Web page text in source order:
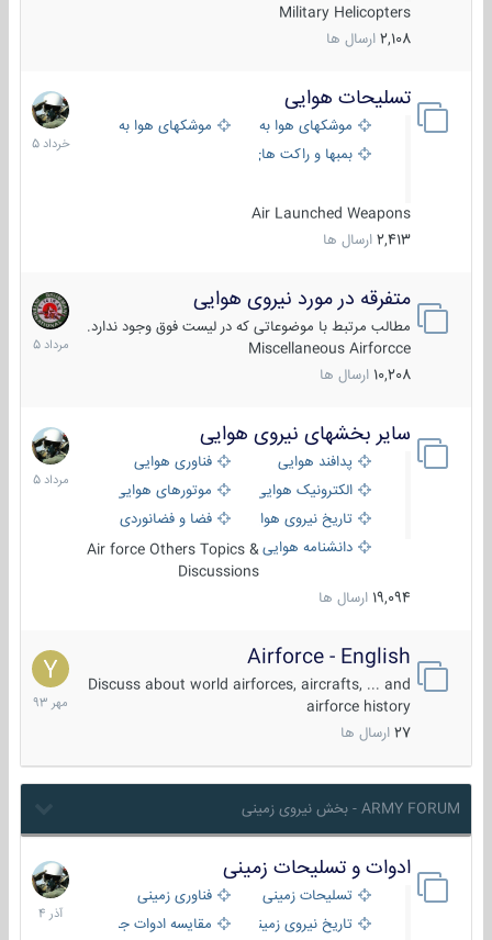
Military Helicopters
2,108 ارسال ها
تسلیحات هوایی
موشکهای هوا به هوا
موشکهای هوا به سطح
بمبها و راکت های هوایی
Air Launched Weapons
2,413 ارسال ها
30
خرداد
1405
متفرقه در مورد نیروی هوایی
مطالب مرتبط با موضوعاتی که در لیست فوق وجود ندارد.
Miscellaneous Airforcce
10,208 ارسال ها
7
مرداد
1405
سایر بخشهای نیروی هوایی
پدافند هوایی
فناوری هوایی
الکترونیک هوایی
موتورهای هوایی
تاریخ نیروی هوایی
فضا و فضانوردی
دانشنامه هواییAir force Others Topics &
Discussions
19,094 ارسال ها
2
مرداد
1405
Airforce - English
Discuss about world airforces, aircrafts, ... and
airforce history
27 ارسال ها
15
مهر
1393
ARMY FORUM - بخش نیروی زمینی
ادوات و تسلیحات زمینی
تسلیحات زمینی
فناوری زمینی
تاریخ نیروی زمینی
مقایسه ادوات جنگی
21
آذر
1404